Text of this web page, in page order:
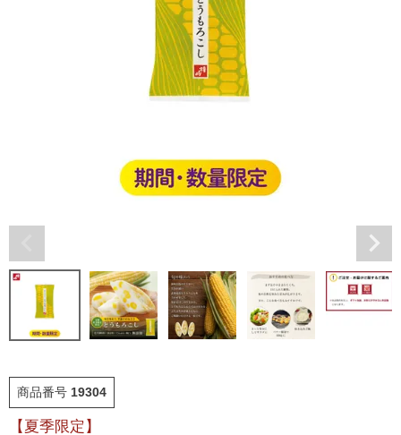
お魚たんぱくわんぱくセ
仙臺BLACK
季節のかねささ とうも
ろこし
かねささ
商品番号 19304
【夏季限定】